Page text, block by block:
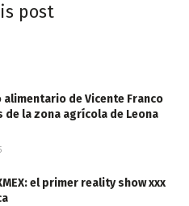
post
alimentario de Vicente Franco
de la zona agrícola de Leona
el primer reality show xxx